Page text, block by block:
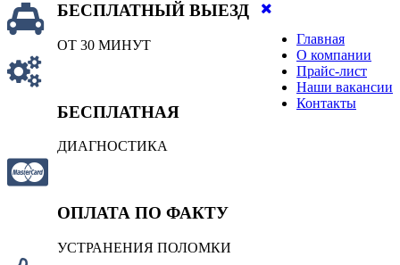
Главная
О компании
Прайс-лист
Наши вакансии
Контакты
БЕСПЛАТНЫЙ ВЫЕЗД
ОТ 30 МИНУТ
БЕСПЛАТНАЯ
ДИАГНОСТИКА
ОПЛАТА ПО ФАКТУ
УСТРАНЕНИЯ ПОЛОМКИ